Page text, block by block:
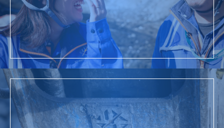
詳細を見る